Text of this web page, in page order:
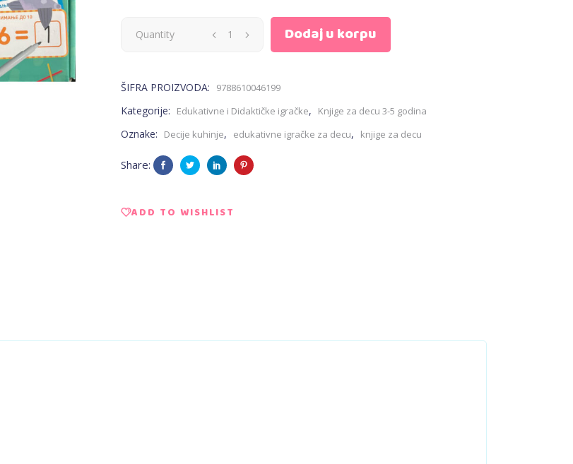
Edukativna
puna
Brojevi
Quantity Dodaj u korpu
ŠIFRA PROIZVODA: 9788610046199
Kategorije: Edukativne i Didaktičke igračke, Knjige za decu 3-5 godina
Oznake: Decije kuhinje, edukativne igračke za decu, knjige za decu
Share:
ADD TO WISHLIST